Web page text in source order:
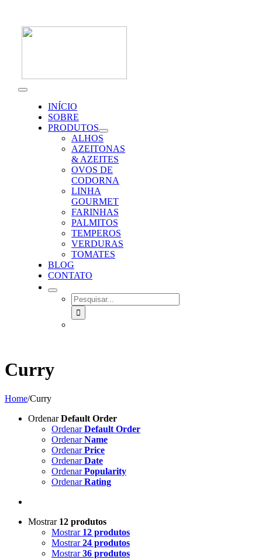
content
Toggle
NavigationINÍCIO
SOBRE
PRODUTOS
ALHOS
AZEITONAS
& AZEITES
OVOS DE
CODORNA
LINHA
GOURMET
FARINHAS
PALMITOS
TEMPEROS
VERDURAS
TOMATES
BLOG
CONTATO
SEARCH
FOR:
Curry
Home/Curry
OrdenarDefault Order
OrdenarDefault Order
OrdenarName
OrdenarPrice
OrdenarDate
OrdenarPopularity
OrdenarRating
Mostrar 12 produtos
Mostrar 12 produtos
Mostrar24 produtos
Mostrar36 produtos